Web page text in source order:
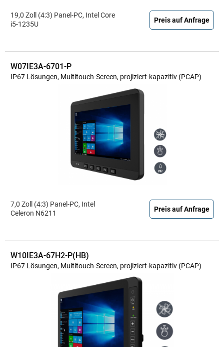
19,0 Zoll (4:3) Panel-PC, Intel Core
i5-1235U
Preis auf Anfrage
W07IE3A-6701-P
IP67 Lösungen, Multitouch-Screen, projiziert-kapazitiv (PCAP)
7,0 Zoll (4:3) Panel-PC, Intel
Celeron N6211
Preis auf Anfrage
W10IE3A-67H2-P(HB)
IP67 Lösungen, Multitouch-Screen, projiziert-kapazitiv (PCAP)